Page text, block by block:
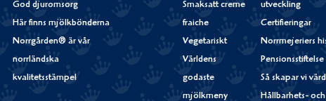
God djuromsorg
Här finns mjölkbönderna
Norrgården® är vår
norrländska
kvalitetsstämpel
Smaksatt creme
fraiche
Vegetariskt
Världens
godaste
mjölkmeny
utveckling
Certifieringar
Norrmejeriers
Pensionsstiftelse
Så skapar vi
Hållbarhets- och